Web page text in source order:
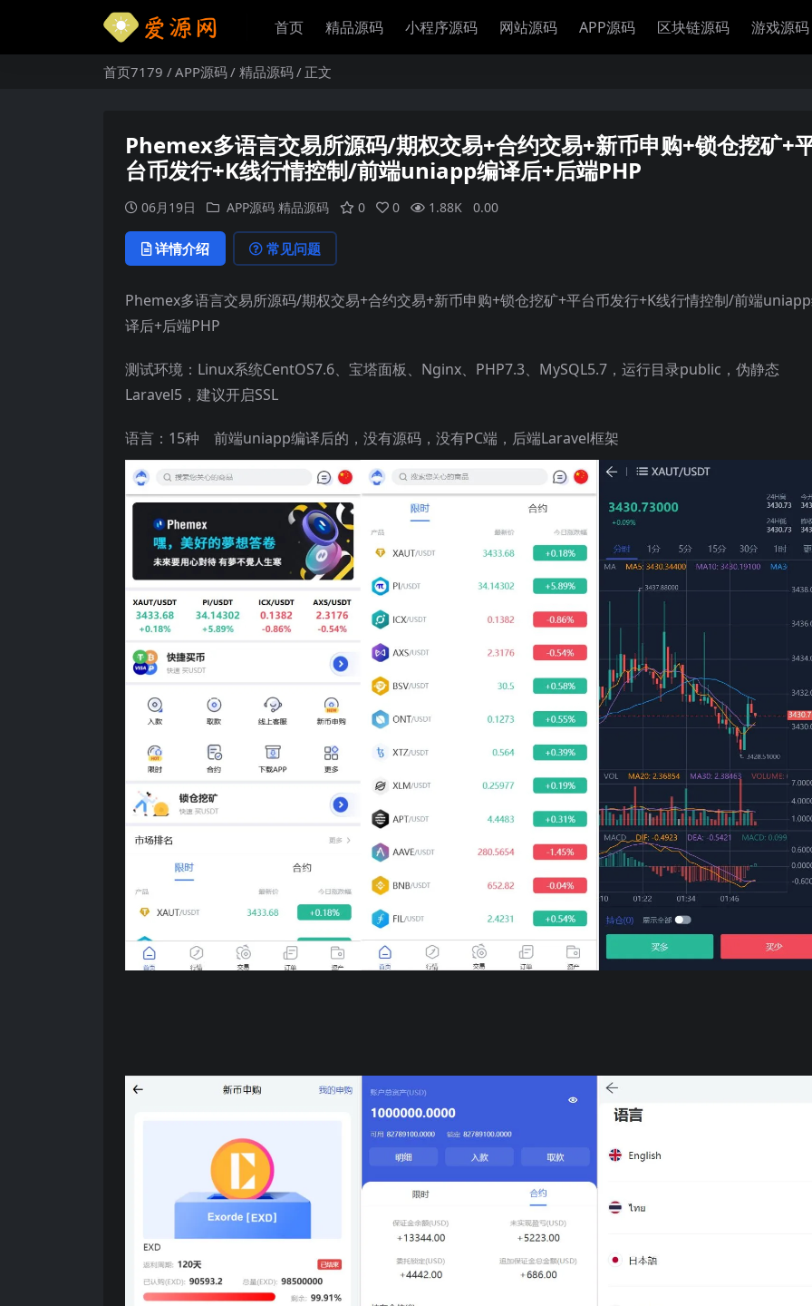
首页 精品源码 小程序源码 网站源码 APP源码 区块链源码 游戏源码
首页7179 APP源码 精品源码 正文
Phemex多语言交易所源码/期权交易+合约交易+新币申购+锁仓挖矿+
台币发行+K线行情控制/前端uniapp编译后+后端PHP
06月19日 APP源码 精品源码 0 0 1.88K 0.00
详情介绍 常见问题
Phemex多语言交易所源码/期权交易+合约交易+新币申购+锁仓挖矿+平台币发行+K线行情控制/前端
译后+后端PHP
测试环境：Linux系统CentOS7.6、宝塔面板、Nginx、PHP7.3、MySQL5.7，运行目录public，伪静态
Laravel5，建议开启SSL
语言：15种 前端uniapp编译后的，没有源码，没有PC端，后端Laravel框架